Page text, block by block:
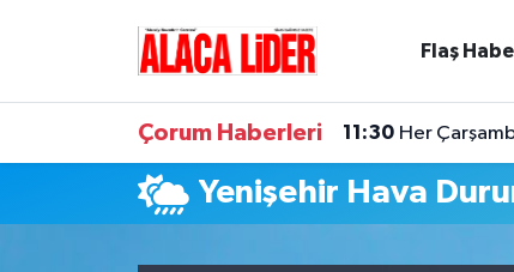
Flaş
Çorum Haberleri 11:30 Her
Yenişehir Hava
Çorum Namaz Vakitleri